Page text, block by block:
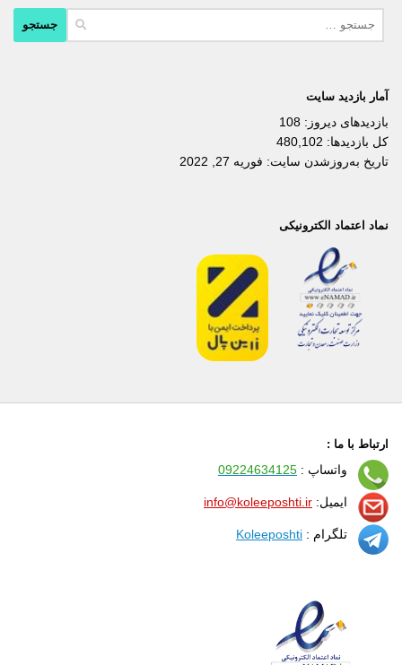
آمار بازدید سایت
بازدیدهای دیروز: 108
کل بازدیدها: 480,102
تاریخ به‌روزشدن سایت: فوریه 27, 2022
نماد اعتماد الکترونیکی
ارتباط با ما :
واتساپ : 09224634125
ایمیل: info@koleeposhti.ir
تلگرام : Koleeposhti